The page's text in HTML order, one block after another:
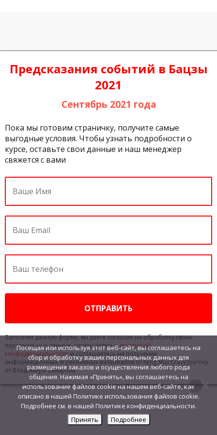
Предсказания событий в Бацзы
2021
Сентябрь 2021 года
Пока мы готовим страничку, получите самые
выгодные условия. Чтобы узнать подробности о
курсе, оставьте свои данные и наш менеджер
свяжется с вами
Заполняя данную форму, вы даете согласие на обработку своих
персональных данных, соглашаетесь с политикой
конфиденциальности и соглашаетесь на получение
информационных и рекламных материалов от Feng Shui Crazy Journey
от Владимира Захарова
Посещая или используя этот веб-сайт, вы соглашаетесь на
сбор и обработку ваших персональных данных для
размещения заказов и осуществления любого рода
общения. Нажимая «Принять», вы соглашаетесь на
использование файлов cookie на нашем веб-сайте, как
описано в нашей Политике использования файлов cookie.
Подробнее см. в нашей Политике конфиденциальности.
Принять
Подробнее